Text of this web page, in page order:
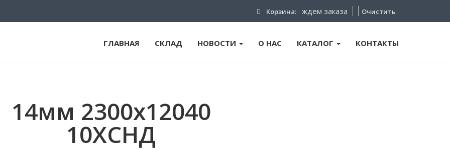
Корзина: Очистить
ждем заказа
ГЛАВНАЯ СКЛАД НОВОСТИ О НАС КАТАЛОГ КОНТАКТЫ
14мм 2300х12040
10ХСНД